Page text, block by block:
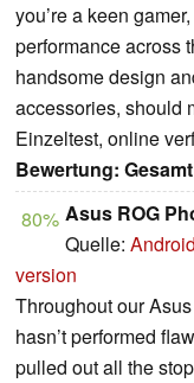
you’re a keen
performance across
handsome design
accessories, should
Einzeltest, online
Bewertung: Gesamt
80% Asus ROG
Quelle:
version
Throughout our
hasn’t performed
pulled out all the